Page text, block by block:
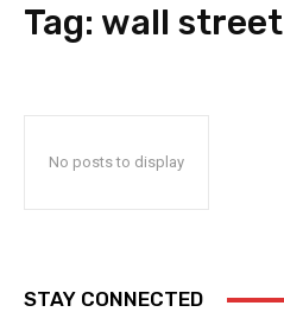
Tag: wall street
No posts to display
STAY CONNECTED